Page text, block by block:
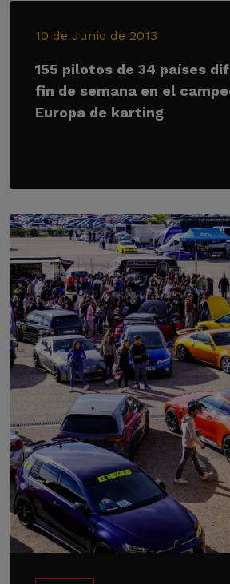
10 de Junio de 2013
155 pilotos de 34 países
fin de semana en el
Europa de karting